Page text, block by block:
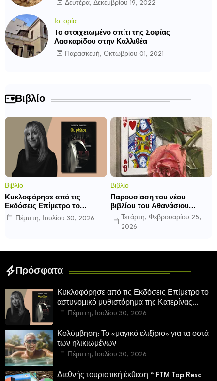
Δευτέρα, Δεκεμβρίου 19, 2022
Ιστορία
Το στοιχειωμένο σπίτι της Σοφίας
Λασκαρίδου στην Καλλιθέα
Παρασκευή, Οκτωβρίου 01, 2021
Βιβλίο
Βιβλίο
Κυκλοφόρησε από τις
Εκδόσεις Επίμετρο το
αστυνομικό μυθιστόρημα της
Κατερίνας Πανούση. Οι
Πέμπτη, Ιουλίου 30, 2026
Βιβλίο
Παρουσίαση του νέου
βιβλίου του Αθανάσιου
Δαββέτα «Πολύ σας
αγαπήσαμε» στον Ιανό
Τετάρτη, Φεβρουαρίου 25,
2026
Πρόσφατα
Κυκλοφόρησε από τις Εκδόσεις Επίμετρο το
αστυνομικό μυθιστόρημα της Κατερίνας
Πανούση. Οι ρόλοι.
Πέμπτη, Ιουλίου 30, 2026
Κολύμβηση: Το «μαγικό ελιξίριο» για τα οστά
των ηλικιωμένων
Πέμπτη, Ιουλίου 30, 2026
Διεθνής τουριστική έκθεση “IFTM Top Resa